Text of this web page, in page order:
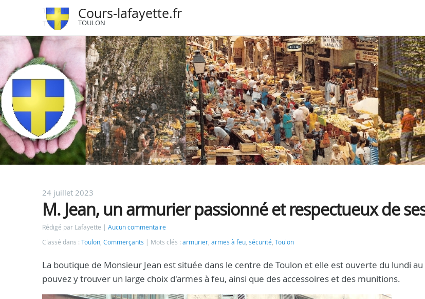
Cours-lafayette.fr
TOULON
24 juillet 2023
M. Jean, un armurier passionné et respectueux de
Rédigé par Lafayette
Aucun commentaire
Classé dans : Toulon, Commerçants Mots clés : armurier, armes à feu, sécurité, Toulon
La boutique de Monsieur Jean est située dans le centre de Toulon et elle est ouverte du lundi
pouvez y trouver un large choix d'armes à feu, ainsi que des accessoires et des munitions.